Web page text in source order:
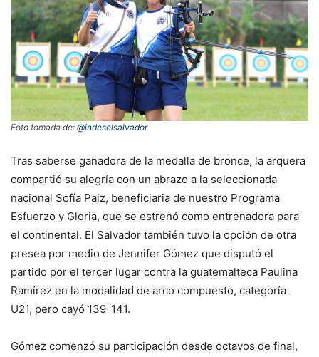
Foto tomada de: @indeselsalvador
Tras saberse ganadora de la medalla de bronce, la arquera
compartió su alegría con un abrazo a la seleccionada
nacional Sofía Paiz, beneficiaria de nuestro Programa
Esfuerzo y Gloria, que se estrenó como entrenadora para
el continental. El Salvador también tuvo la opción de otra
presea por medio de Jennifer Gómez que disputó el
partido por el tercer lugar contra la guatemalteca Paulina
Ramírez en la modalidad de arco compuesto, categoría
U21, pero cayó 139-141.
Gómez comenzó su participación desde octavos de final,